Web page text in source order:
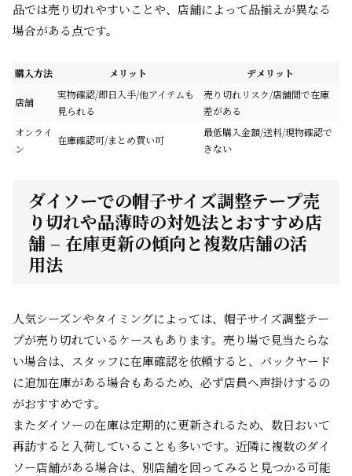
品では売り切れやすいことや、店舗によって品揃えが異なる
場合がある点です。
購入方法 メリット デメリット
店舗
実物確認/即日入手/他アイテムも
見られる
売り切れリスク/店舗間で在庫
差がある
オンライ
ン
在庫確認可/まとめ買い可
最低購入金額/送料/現物確認で
きない
ダイソーでの帽子サイズ調整テープ売
り切れや品薄時の対処法とおすすめ店
舗 – 在庫更新の傾向と複数店舗の活
用法
人気シーズンやタイミングによっては、帽子サイズ調整テー
プが売り切れているケースもあります。売り場で見当たらな
い場合は、スタッフに在庫確認を依頼すると、バックヤード
に追加在庫がある場合もあるため、必ず店員へ声掛けするの
がおすすめです。
またダイソーの在庫は定期的に更新されるため、数日おいて
再訪すると入荷していることも多いです。近隣に複数のダイ
ソー店舗がある場合は、別店舗を回ってみると見つかる可能